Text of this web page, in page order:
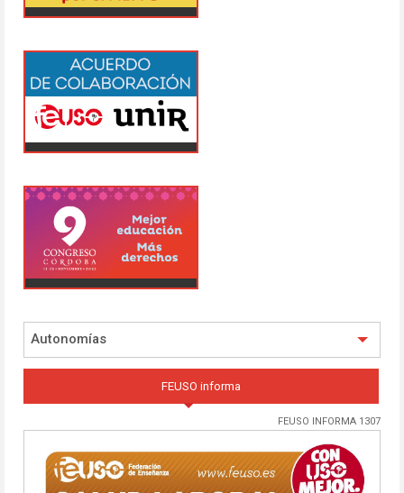
Autonomías
FEUSO informa
FEUSO INFORMA 1307